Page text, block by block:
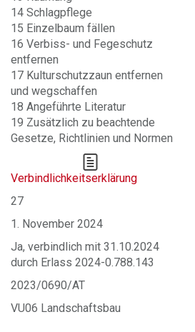
14 Schlagpflege
15 Einzelbaum fällen
16 Verbiss- und Fegeschutz
entfernen
17 Kulturschutzzaun entfernen
und wegschaffen
18 Angeführte Literatur
19 Zusätzlich zu beachtende
Gesetze, Richtlinien und Normen
Verbindlichkeitserklärung
27
1. November 2024
Ja, verbindlich mit 31.10.2024
durch Erlass 2024-0.788.143
2023/0690/AT
VU06 Landschaftsbau